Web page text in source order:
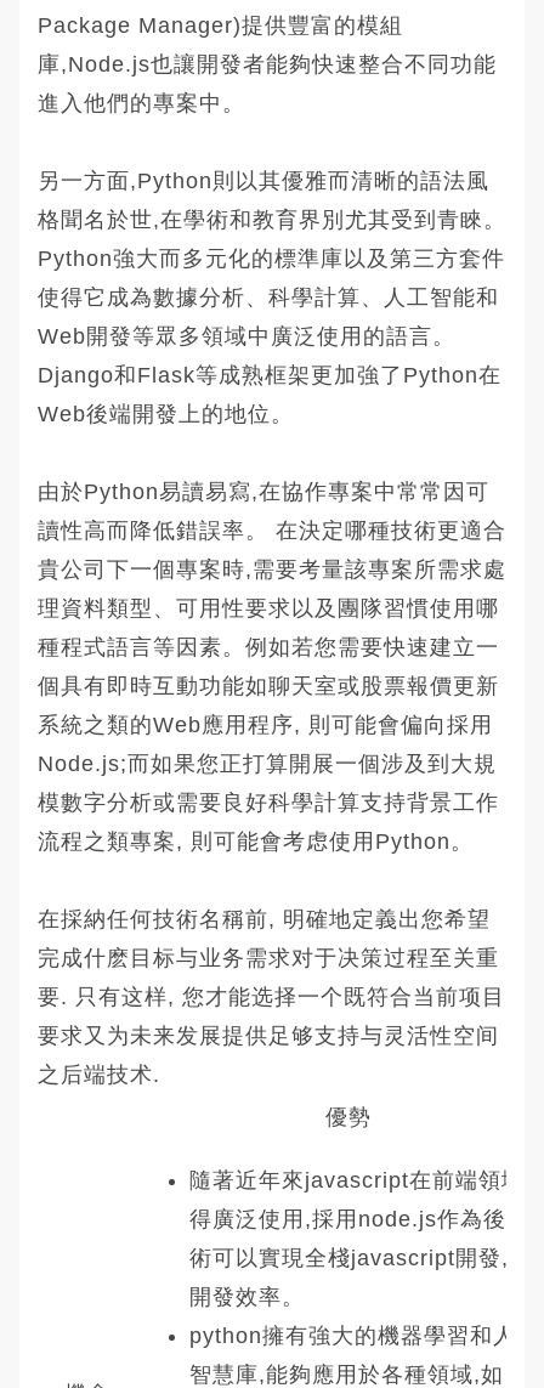
Package Manager)提供豐富的模組
庫,Node.js也讓開發者能夠快速整合不同功能
進入他們的專案中。
另一方面,Python則以其優雅而清晰的語法風
格聞名於世,在學術和教育界別尤其受到青睞。
Python強大而多元化的標準庫以及第三方套件
使得它成為數據分析、科學計算、人工智能和
Web開發等眾多領域中廣泛使用的語言。
Django和Flask等成熟框架更加強了Python在
Web後端開發上的地位。
由於Python易讀易寫,在協作專案中常常因可
讀性高而降低錯誤率。 在決定哪種技術更適合
貴公司下一個專案時,需要考量該專案所需求處
理資料類型、可用性要求以及團隊習慣使用哪
種程式語言等因素。例如若您需要快速建立一
個具有即時互動功能如聊天室或股票報價更新
系統之類的Web應用程序, 則可能會偏向採用
Node.js;而如果您正打算開展一個涉及到大規
模數字分析或需要良好科學計算支持背景工作
流程之類專案, 則可能會考虑使用Python。
在採納任何技術名稱前, 明確地定義出您希望
完成什麽目标与业务需求对于决策过程至关重
要. 只有这样, 您才能选择一个既符合当前项目
要求又为未来发展提供足够支持与灵活性空间
之后端技术.
優勢
隨著近年來javascript在前端領域
得廣泛使用,採用node.js作為後端
術可以實現全棧javascript開發,提
開發效率。
python擁有強大的機器學習和人工
智慧庫,能夠應用於各種領域,如自